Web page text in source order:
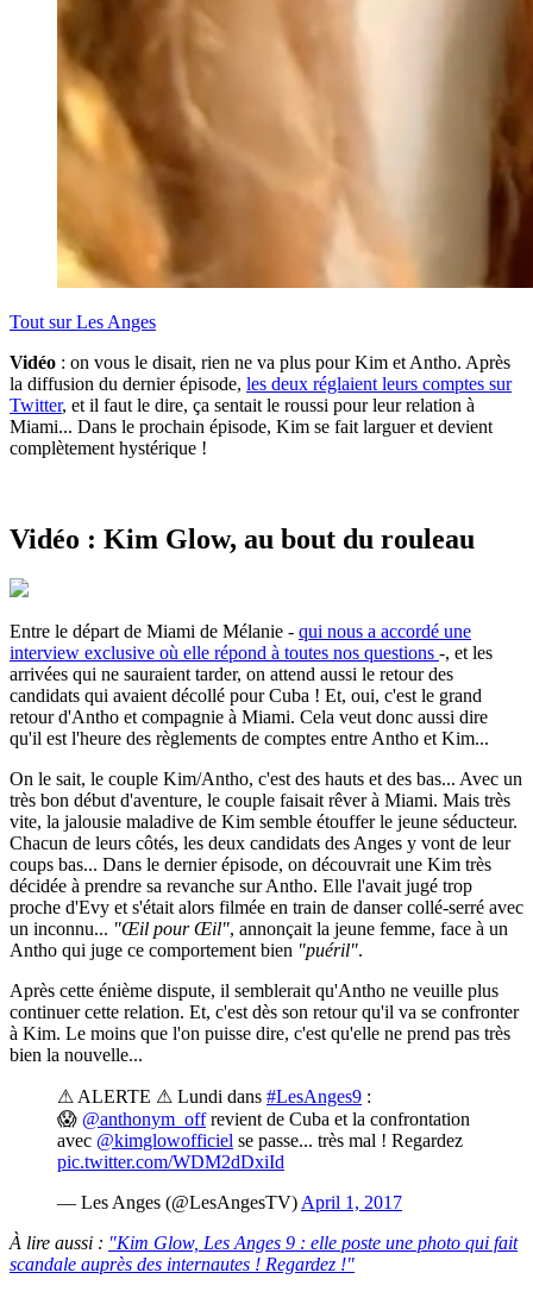
Tout surLes Anges
Vidéo : on vous le disait, rien ne va plus pour Kim et Antho. Après
la diffusion du dernier épisode, les deux réglaient leurs comptes sur
Twitter, et il faut le dire, ça sentait le roussi pour leur relation à
Miami... Dans le prochain épisode, Kim se fait larguer et devient
complètement hystérique !
Vidéo : Kim Glow, au bout du rouleau
Entre le départ de Miami de Mélanie - qui nous a accordé une
interview exclusive où elle répond à toutes nos questions -, et les
arrivées qui ne sauraient tarder, on attend aussi le retour des
candidats qui avaient décollé pour Cuba ! Et, oui, c'est le grand
retour d'Antho et compagnie à Miami. Cela veut donc aussi dire
qu'il est l'heure des règlements de comptes entre Antho et Kim...
On le sait, le couple Kim/Antho, c'est des hauts et des bas... Avec un
très bon début d'aventure, le couple faisait rêver à Miami. Mais très
vite, la jalousie maladive de Kim semble étouffer le jeune séducteur.
Chacun de leurs côtés, les deux candidats des Anges y vont de leur
coups bas... Dans le dernier épisode, on découvrait une Kim très
décidée à prendre sa revanche sur Antho. Elle l'avait jugé trop
proche d'Evy et s'était alors filmée en train de danser collé-serré avec
un inconnu... "Œil pour Œil", annonçait la jeune femme, face à un
Antho qui juge ce comportement bien "puéril".
Après cette énième dispute, il semblerait qu'Antho ne veuille plus
continuer cette relation. Et, c'est dès son retour qu'il va se confronter
à Kim. Le moins que l'on puisse dire, c'est qu'elle ne prend pas très
bien la nouvelle...
⚠ ALERTE ⚠ Lundi dans #LesAnges9 :
😱 @anthonym_offrevient de Cuba et la confrontation
avec @kimglowofficiel se passe... très mal ! Regardez
pic.twitter.com/WDM2dDxiId
— Les Anges (@LesAngesTV)April 1, 2017
À lire aussi : "Kim Glow, Les Anges 9 : elle poste une photo qui fait
scandale auprès des internautes ! Regardez !"